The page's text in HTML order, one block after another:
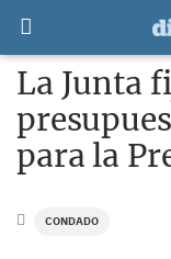
La Junta
para la
CONDADO